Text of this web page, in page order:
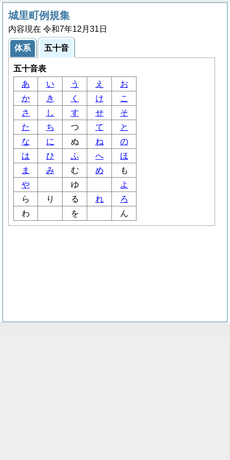
城里町例規集
内容現在 令和7年12月31日
体系 五十音
五十音表
あ
い う え
お
か
き く け
こ
さ
し す せ
そ
た
ち つ て
と
な
に ぬ ね
の
は
ひ ふ へ
ほ
ま
み む め
も
や
ゆ
よ
ら
り る れ
ろ
わ
を ん